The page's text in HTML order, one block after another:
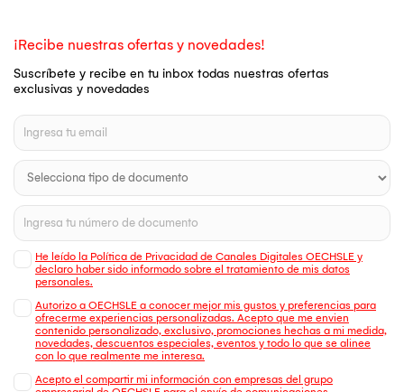
¡Recibe nuestras ofertas y novedades!
Suscríbete y recibe en tu inbox todas nuestras ofertas
exclusivas y novedades
He leído la Política de Privacidad de Canales Digitales OECHSLE y
declaro haber sido informado sobre el tratamiento de mis datos
personales.
Autorizo a OECHSLE a conocer mejor mis gustos y preferencias para
ofrecerme experiencias personalizadas. Acepto que me envien
contenido personalizado, exclusivo, promociones hechas a mi medida,
novedades, descuentos especiales, eventos y todo lo que se alinee
con lo que realmente me interesa.
Acepto el compartir mi información con empresas del grupo